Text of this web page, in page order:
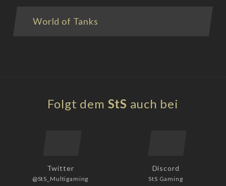
World of Tanks
Folgt dem StS auch bei
Twitter
@StS_Multigaming
Discord
StS Gaming